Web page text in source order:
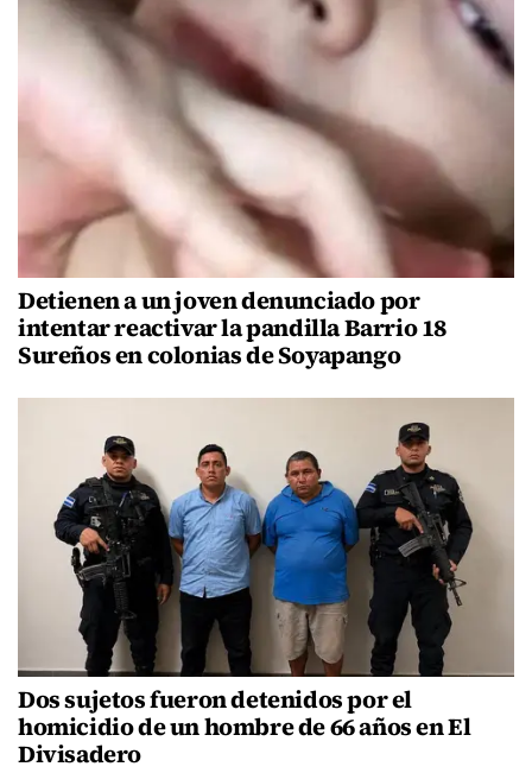
Detienen a un joven denunciado por
intentar reactivar la pandilla Barrio 18
Sureños en colonias de Soyapango
Dos sujetos fueron detenidos por el
homicidio de un hombre de 66 años en El
Divisadero